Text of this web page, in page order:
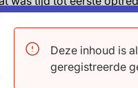
Deze inhoud is
geregistreerde
events (MACE),